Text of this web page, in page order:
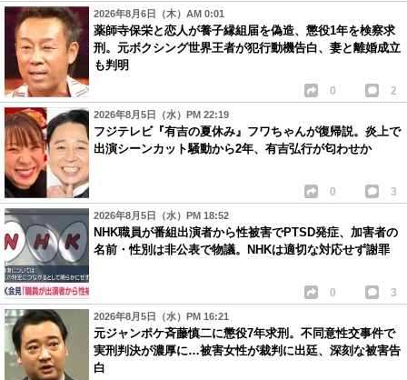
2026年8月6日（木）AM 0:01
薬師寺保栄と恋人が養子縁組届を偽造、懲役1年を検察求
刑。元ボクシング世界王者が犯行動機告白、妻と離婚成立
も判明
0 2
2026年8月5日（水）PM 22:19
フジテレビ『有吉の夏休み』フワちゃんが復帰説。炎上で
出演シーンカット騒動から2年、有吉弘行が匂わせか
0 3
2026年8月5日（水）PM 18:52
NHK職員が番組出演者から性被害でPTSD発症、加害者の
名前・性別は非公表で物議。NHKは適切な対応せず謝罪
0 3
2026年8月5日（水）PM 16:21
元ジャンポケ斉藤慎二に懲役7年求刑。不同意性交事件で
実刑判決が濃厚に…被害女性が裁判に出廷、深刻な被害告
白